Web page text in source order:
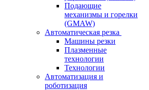
Подающие
механизмы и горелки
(GMAW)
Автоматическая резка
Машины резки
Плазменные
технологии
Технологии
Автоматизация и
роботизация